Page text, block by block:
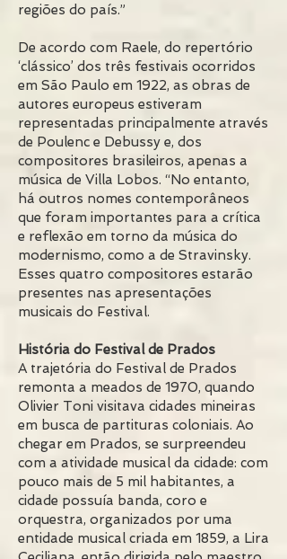
regiões do país.”
De acordo com Raele, do repertório
‘clássico’ dos três festivais ocorridos
em São Paulo em 1922, as obras de
autores europeus estiveram
representadas principalmente através
de Poulenc e Debussy e, dos
compositores brasileiros, apenas a
música de Villa Lobos. “No entanto,
há outros nomes contemporâneos
que foram importantes para a crítica
e reflexão em torno da música do
modernismo, como a de Stravinsky.
Esses quatro compositores estarão
presentes nas apresentações
musicais do Festival.
História do Festival de Prados
A trajetória do Festival de Prados
remonta a meados de 1970, quando
Olivier Toni visitava cidades mineiras
em busca de partituras coloniais. Ao
chegar em Prados, se surpreendeu
com a atividade musical da cidade: com
pouco mais de 5 mil habitantes, a
cidade possuía banda, coro e
orquestra, organizados por uma
entidade musical criada em 1859, a Lira